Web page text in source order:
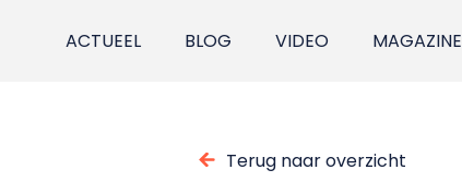
ACTUEEL BLOG VIDEO MAGAZINE
Terug naar overzicht